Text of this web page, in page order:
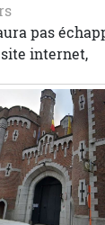
pas
internet,